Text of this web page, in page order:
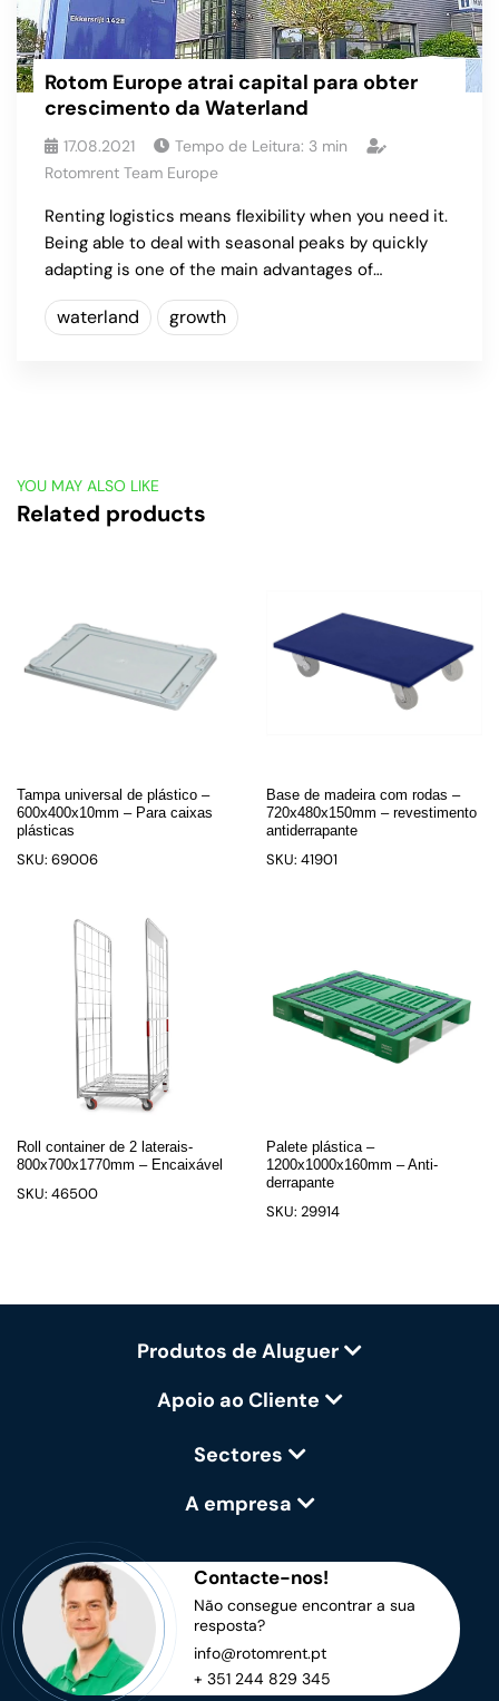
Rotom Europe atrai capital para obter
crescimento da Waterland
17.08.2021 Tempo de Leitura: 3 min
Rotomrent Team Europe
Renting logistics means flexibility when you need it.
Being able to deal with seasonal peaks by quickly
adapting is one of the main advantages of…
waterland growth
YOU MAY ALSO LIKE
Related products
Tampa universal de plástico –
600x400x10mm – Para caixas
plásticas
SKU: 69006
Base de madeira com rodas –
720x480x150mm – revestimento
antiderrapante
SKU: 41901
Roll container de 2 laterais-
800x700x1770mm – Encaixável
SKU: 46500
Palete plástica –
1200x1000x160mm – Anti-
derrapante
SKU: 29914
Produtos de Aluguer
Apoio ao Cliente
Sectores
A empresa
Contacte-nos!
Não consegue encontrar a sua
resposta?
info@rotomrent.pt
+ 351 244 829 345